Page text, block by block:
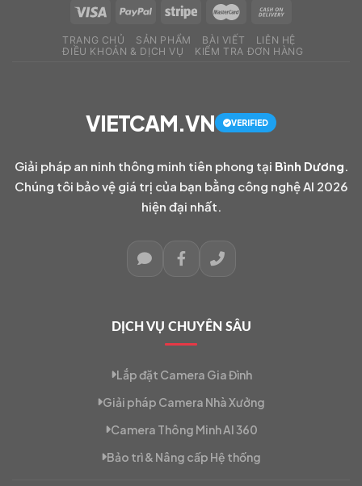
TRANG CHỦ SẢN PHẨM BÀI VIẾT
LIÊN HỆ
ĐIỀU KHOẢN & DỊCH VỤ
KIỂM TRA ĐƠN HÀNG
VIETCAM.VN VERIFIED
Giải pháp an ninh thông minh tiên phong tại Bình Dương
Chúng tôi bảo vệ giá trị của bạn bằng công nghệ AI 2026
hiện đại nhất.
DỊCH VỤ CHUYÊN SÂU
Lắp đặt Camera Gia Đình
Giải pháp Camera Nhà Xưởng
Camera Thông Minh AI 360
Bảo trì & Nâng cấp Hệ thống